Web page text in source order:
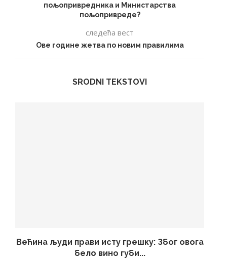
пољопривредника и Министарства
пољопривреде?
следећа вест
Ове године жетва по новим правилима
SRODNI TEKSTOVI
Већина људи прави исту грешку: Због овога
бело вино губи...